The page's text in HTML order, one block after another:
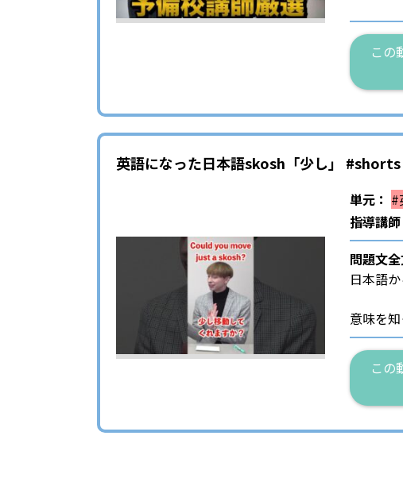
この
英語になった日本語skosh「少し」 #shorts
単元： #
指導講師
問題文
日本語
意味を
この